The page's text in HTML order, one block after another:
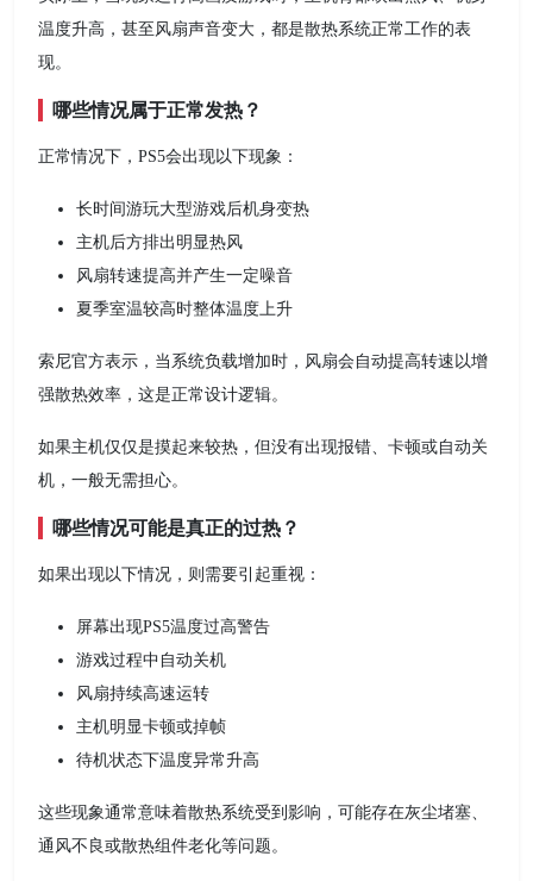
温度升高，甚至风扇声音变大，都是散热系统正常工作的表
现。
哪些情况属于正常发热？
正常情况下，PS5会出现以下现象：
长时间游玩大型游戏后机身变热
主机后方排出明显热风
风扇转速提高并产生一定噪音
夏季室温较高时整体温度上升
索尼官方表示，当系统负载增加时，风扇会自动提高转速以增
强散热效率，这是正常设计逻辑。
如果主机仅仅是摸起来较热，但没有出现报错、卡顿或自动关
机，一般无需担心。
哪些情况可能是真正的过热？
如果出现以下情况，则需要引起重视：
屏幕出现PS5温度过高警告
游戏过程中自动关机
风扇持续高速运转
主机明显卡顿或掉帧
待机状态下温度异常升高
这些现象通常意味着散热系统受到影响，可能存在灰尘堵塞、
通风不良或散热组件老化等问题。